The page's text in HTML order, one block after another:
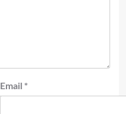
Email *